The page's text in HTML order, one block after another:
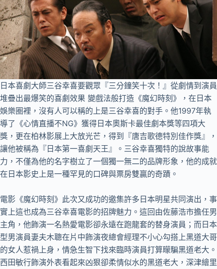
日本喜劇大師三谷幸喜要觀眾『三分鐘笑十次！』從劇情到演員
堆疊出最爆笑的喜劇效果 變戲法般打造《魔幻時刻》，在日本
娛樂圈裡，沒有人可以稱的上是三谷幸喜的對手。他1997年執
導了《心情直播不NG》獲得日本奧斯卡最佳劇本獎等四項大
獎，更在柏林影展上大放光芒，得到『唐吉歌德特別佳作獎』，
讓他被稱為『日本第一喜劇天王』。三谷幸喜獨特的說故事能
力，不僅為他的名字樹立了一個獨一無二的品牌形象，他的成就
在日本影史上是一種罕見的口碑與票房雙贏的奇蹟。
電影《魔幻時刻》此次又成功的邀集許多日本明星共同演出，事
實上這也成為三谷幸喜電影的招牌魅力。這回由佐藤浩市擔任男
主角，他飾演一名熱愛電影卻永遠在跑龍套的替身演員；而日本
型男演員妻夫木聰在片中飾演夜總會經理不小心勾搭上黑道大哥
的女人惹禍上身，情急生智下找來臨時演員打算矇騙黑道老大。
西田敏行飾演外表看起來凶狠卻柔情似水的黑道老大，深津繪里